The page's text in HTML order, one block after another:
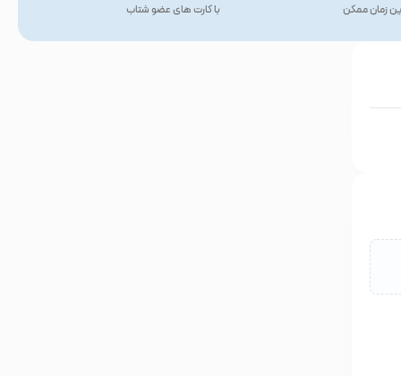
زمان ممکن با کارت های عضو شتاب